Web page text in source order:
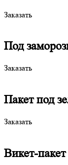
Заказать
Под
Заказать
Пакет под
Заказать
Викет-пакет